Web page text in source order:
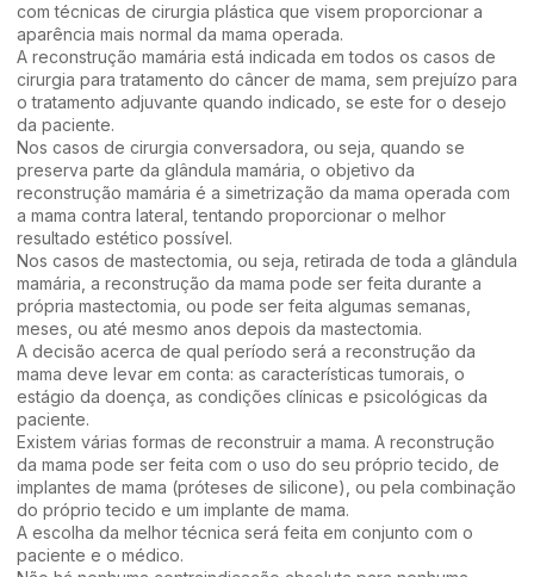
com técnicas de cirurgia plástica que visem proporcionar a
aparência mais normal da mama operada.
A reconstrução mamária está indicada em todos os casos de
cirurgia para tratamento do câncer de mama, sem prejuízo para
o tratamento adjuvante quando indicado, se este for o desejo
da paciente.
Nos casos de cirurgia conversadora, ou seja, quando se
preserva parte da glândula mamária, o objetivo da
reconstrução mamária é a simetrização da mama operada com
a mama contra lateral, tentando proporcionar o melhor
resultado estético possível.
Nos casos de mastectomia, ou seja, retirada de toda a glândula
mamária, a reconstrução da mama pode ser feita durante a
própria mastectomia, ou pode ser feita algumas semanas,
meses, ou até mesmo anos depois da mastectomia.
A decisão acerca de qual período será a reconstrução da
mama deve levar em conta: as características tumorais, o
estágio da doença, as condições clínicas e psicológicas da
paciente.
Existem várias formas de reconstruir a mama. A reconstrução
da mama pode ser feita com o uso do seu próprio tecido, de
implantes de mama (próteses de silicone), ou pela combinação
do próprio tecido e um implante de mama.
A escolha da melhor técnica será feita em conjunto com o
paciente e o médico.